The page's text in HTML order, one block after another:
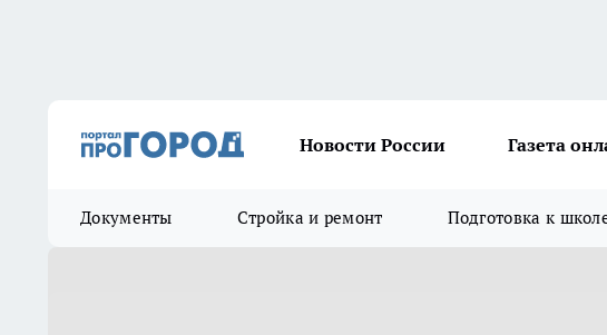
Новости России Газета
Документы Стройка и ремонт Подготовка к